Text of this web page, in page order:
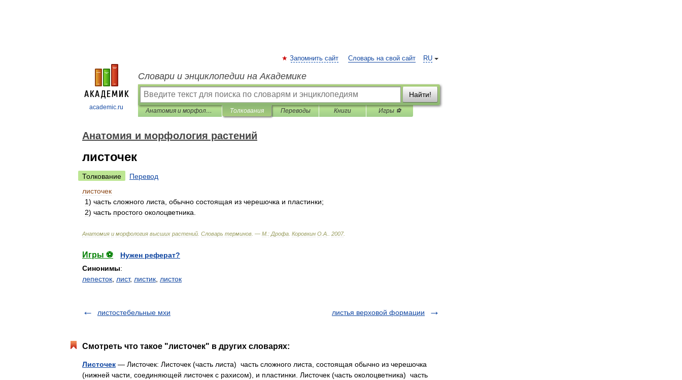
academic.ru
RU
Запомнить сайт Словарь на свой сайт
Словари и энциклопедии на Академике
Найти!
Анатомия и морфология растений Толкования Переводы Книги Игры ⚽
Анатомия и морфология растений
листочек
Толкование
Перевод
листочек
1) часть сложного листа обычно состоящая из черешочка и пластинки;
2) часть простого околоцветника
Анатомия и морфология высших растений Словарь терминов . — М : Дрофа Коровкин О А 2007.
Игры ⚽
Нужен реферат?
Синонимы:
лепесток лист, листик листок
листостебельные мхи листья верховой формации
Смотреть что такое "листочек" в других словарях:
Листочек — Листочек: Листочек (часть листа) часть сложного листа, состоящая обычно из черешочка
(нижней части, соединяющей листочек с рахисом), и пластинки. Листочек (часть околоцветника) часть